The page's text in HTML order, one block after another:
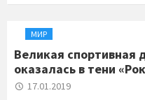
МИР
Великая спортивная
оказалась в тени
17.01.2019